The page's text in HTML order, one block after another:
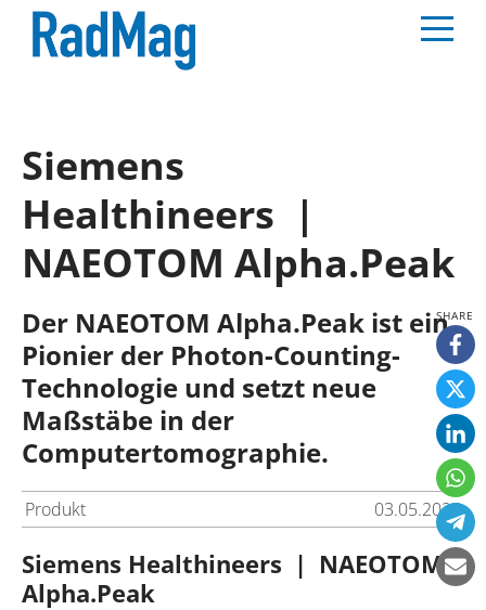
Siemens
Healthineers |
NAEOTOM Alpha.Peak
Der NAEOTOM Alpha.Peak ist ein
Pionier der Photon-Counting-
Technologie und setzt neue
Maßstäbe in der
Computertomographie.
Produkt 03.05.2025
Siemens Healthineers | NAEOTOM
Alpha.Peak